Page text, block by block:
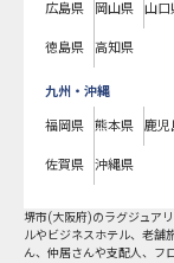
広島県 岡山県 山口
徳島県 高知県
九州・沖縄
福岡県 熊本県 鹿児
佐賀県 沖縄県
堺市(大阪府)のラグジュア
ルやビジネスホテル、老舗
ん、仲居さんや支配人、フ